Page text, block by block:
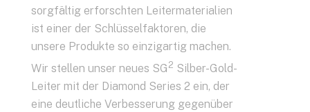
sorgfältig erforschten Leitermaterialien
ist einer der Schlüsselfaktoren, die
unsere Produkte so einzigartig machen.
Wir stellen unser neues SG2 Silber-Gold-
Leiter mit der Diamond Series 2 ein, der
eine deutliche Verbesserung gegenüber